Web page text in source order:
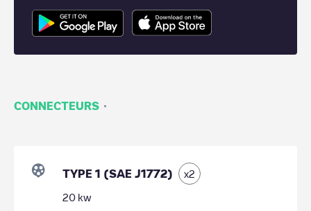
CONNECTEURS ·
TYPE 1 (SAE J1772) x2
20 kw